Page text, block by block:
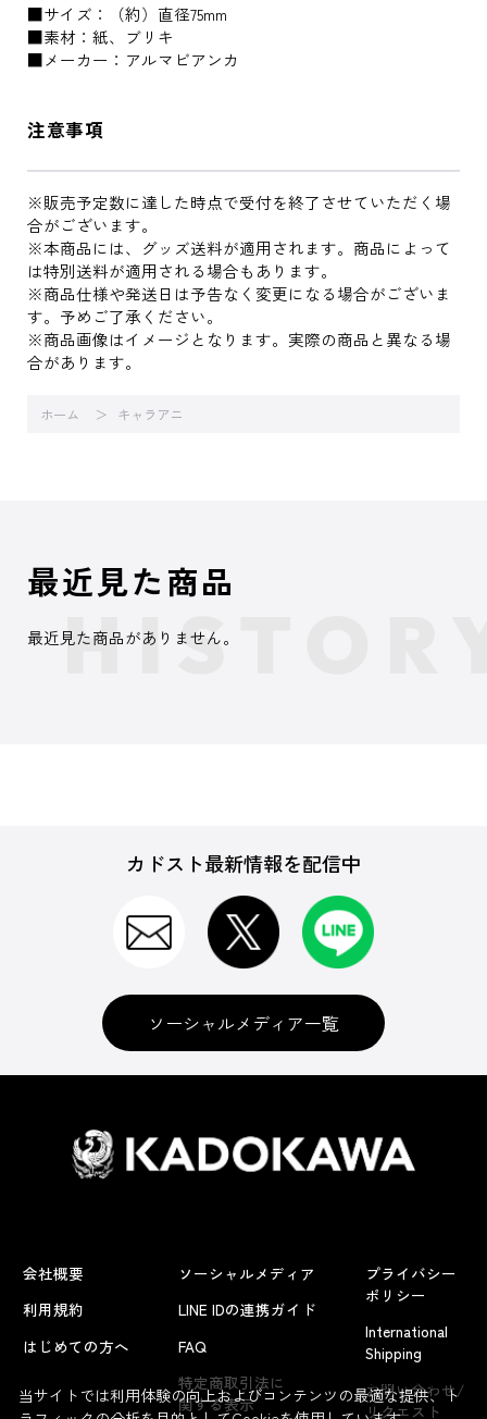
■サイズ：（約）直径75mm
■素材：紙、ブリキ
■メーカー：アルマビアンカ
注意事項
※販売予定数に達した時点で受付を終了させていただく場
合がございます。
※本商品には、グッズ送料が適用されます。商品によって
は特別送料が適用される場合もあります。
※商品仕様や発送日は予告なく変更になる場合がございま
す。予めご了承ください。
※商品画像はイメージとなります。実際の商品と異なる場
合があります。
ホーム キャラアニ
よくあるお問い合わせ
最近見た商品
最近見た商品がありません。
カドスト最新情報を配信中
ソーシャルメディア一覧
会社概要
利用規約
はじめての方へ
ソーシャルメディア
LINE IDの連携ガイド
FAQ
特定商取引法に
関する表示
プライバシー
ポリシー
International
Shipping
お問い合わせ/
リクエスト
当サイトでは利用体験の向上およびコンテンツの最適な提供、ト